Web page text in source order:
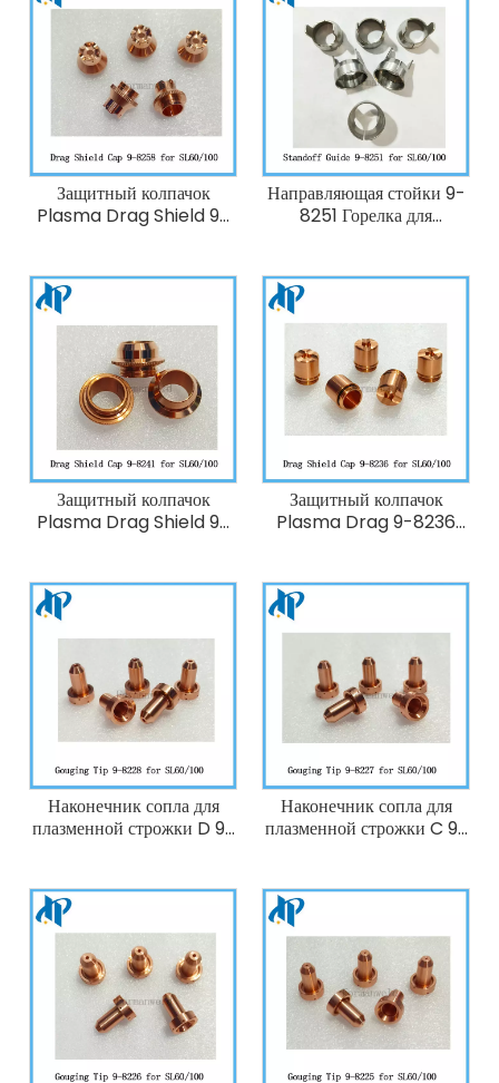
SL60/SL100
Защитный колпачок
Plasma Drag Shield 9-
Thermal Dynamics
SL60/SL100 120A
Направляющая стойки 9-
8251 Горелка для
SL60/100
Защитный колпачок
Plasma Drag Shield 9-
Thermal Dynamics
Защитный колпачок
Plasma Drag 9-8236
Dynamics 70-100A
Наконечник сопла для
плазменной строжки D 9-
Thermal Dynamics 60-
100A SL60/SL100
Наконечник сопла для
плазменной строжки C 9-
Thermal Dynamics 60-
100A SL60/SL100